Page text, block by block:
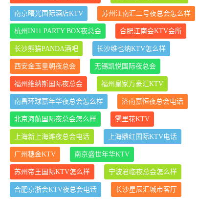
南京曙光国际酒店KTV 苏州江南汇二号夜总会怎么样
杭州IN11 PARTY BOX夜总会 合肥江南会KTV会所
长沙熊猫PANDA酒吧 长沙维也纳KTV怎么样
西安金玉皇朝夜总会 无锡凯悦国际夜总会
福州维纳斯国际夜总会 福州皇家万豪汇KTV
南昌环球嘉年华夜总会怎么样 济南嘉恒夜总会电话
北京海航国际夜总会怎么样 雾里花KTV
上海新上海滩夜总会电话 上海鼎红国际KTV电话
广州穗金KTV 南京盛世年华KTV
苏州帝王国际KTV怎么样 宁波君临夜总会怎么样
合肥京浙会KTV夜总会电话 长沙星辰汇城市客厅